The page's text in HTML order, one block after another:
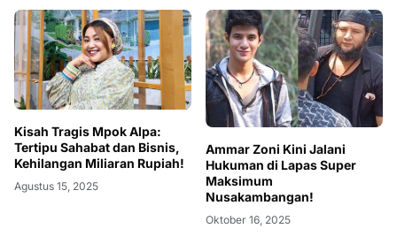
Kisah Tragis Mpok Alpa:
Tertipu Sahabat dan Bisnis,
Kehilangan Miliaran Rupiah!
Agustus 15, 2025
Ammar Zoni Kini Jalani
Hukuman di Lapas Super
Maksimum
Nusakambangan!
Oktober 16, 2025